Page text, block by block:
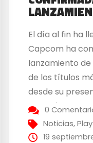
El día al fin ha
Capcom ha
lanzamiento
de los títulos
desde su
unos días, os
Primeras
recomendamos
0
Noticias,
19